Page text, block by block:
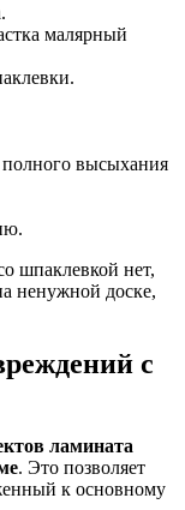
малярный
высыхания
шпаклевкой нет,
ненужной доске,
с
ламината
. Это позволяет
к основному